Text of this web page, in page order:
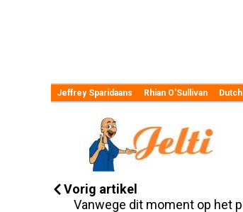
Jeffrey Sparidaans Rhian O'Sullivan
Vorig artikel
Vanwege dit moment op het